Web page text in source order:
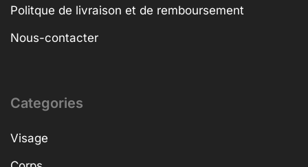
Politque de livraison et de remboursement
Nous-contacter
Categories
Visage